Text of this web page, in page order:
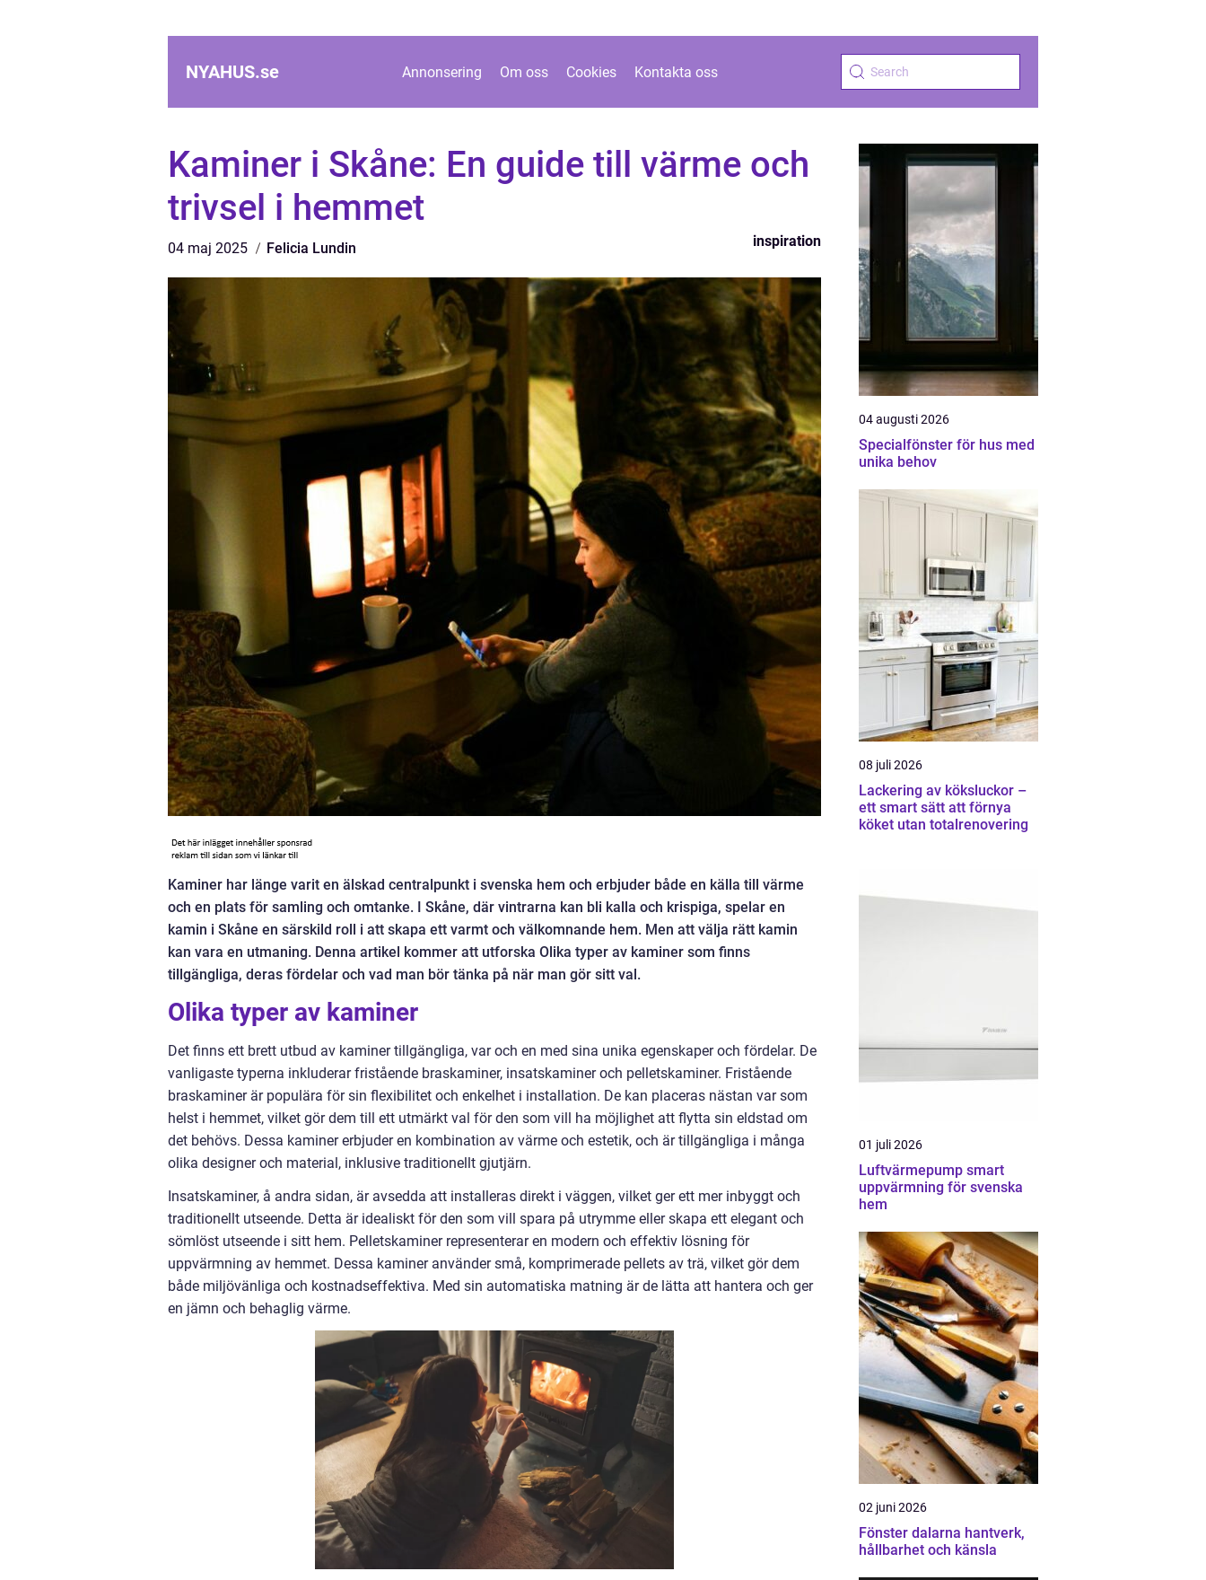
NYAHUS.se Annonsering Om oss Cookies Kontakta oss
Kaminer i Skåne: En guide till värme och
trivsel i hemmet
04 maj 2025 Felicia Lundin inspiration
Kaminer har länge varit en älskad centralpunkt i svenska hem och erbjuder både en källa till värme
och en plats för samling och omtanke. I Skåne, där vintrarna kan bli kalla och krispiga, spelar en
kamin i Skåne en särskild roll i att skapa ett varmt och välkomnande hem. Men att välja rätt kamin
kan vara en utmaning. Denna artikel kommer att utforska Olika typer av kaminer som finns
tillgängliga, deras fördelar och vad man bör tänka på när man gör sitt val.
Olika typer av kaminer
Det finns ett brett utbud av kaminer tillgängliga, var och en med sina unika egenskaper och fördelar. De
vanligaste typerna inkluderar fristående braskaminer, insatskaminer och pelletskaminer. Fristående
braskaminer är populära för sin flexibilitet och enkelhet i installation. De kan placeras nästan var som
helst i hemmet, vilket gör dem till ett utmärkt val för den som vill ha möjlighet att flytta sin eldstad om
det behövs. Dessa kaminer erbjuder en kombination av värme och estetik, och är tillgängliga i många
olika designer och material, inklusive traditionellt gjutjärn.
Insatskaminer, å andra sidan, är avsedda att installeras direkt i väggen, vilket ger ett mer inbyggt och
traditionellt utseende. Detta är idealiskt för den som vill spara på utrymme eller skapa ett elegant och
sömlöst utseende i sitt hem. Pelletskaminer representerar en modern och effektiv lösning för
uppvärmning av hemmet. Dessa kaminer använder små, komprimerade pellets av trä, vilket gör dem
både miljövänliga och kostnadseffektiva. Med sin automatiska matning är de lätta att hantera och ger
en jämn och behaglig värme.
04 augusti 2026
Specialfönster för hus med
unika behov
08 juli 2026
Lackering av köksluckor –
ett smart sätt att förnya
köket utan totalrenovering
01 juli 2026
Luftvärmepump smart
uppvärmning för svenska
hem
02 juni 2026
Fönster dalarna hantverk,
hållbarhet och känsla